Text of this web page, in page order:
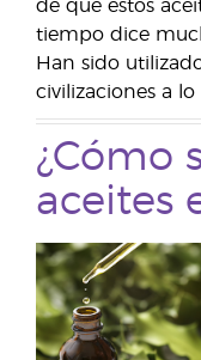
de que estos
tiempo dice
Han sido
civilizaciones a lo
¿Cómo
aceites